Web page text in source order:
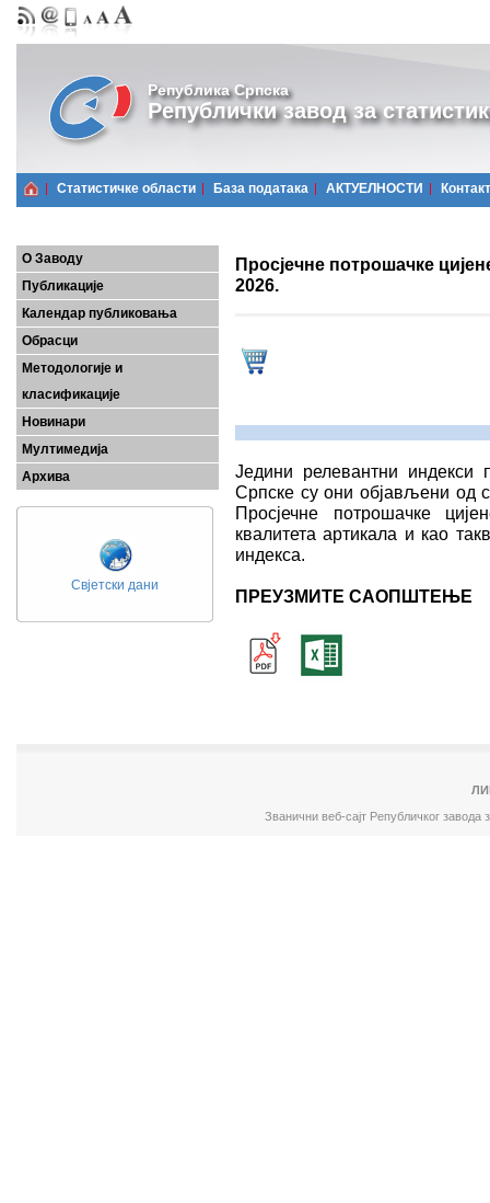
Република Српска
Републички завод за
Статистичке области Базa података АКТУЕЛНОСТИ Контакт
О Заводу
Публикације
Календар публиковања
Обрасци
Методологије и
класификације
Новинари
Мултимедија
Архива
Свјетски дани
Просјечне потрошачке
2026.
Једини релевантни индекси
Српске су они објављени од
Просјечне потрошачке
квалитета артикала и као
индекса.
ПРЕУЗМИТЕ САОПШТЕЊЕ
Званични веб-сајт Републичког